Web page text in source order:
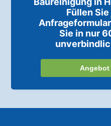
Füllen
Sie in nur